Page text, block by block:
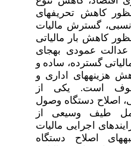
کاهش تحریف­های
گسترش مالیات
کاهش بار مالیاتی
عمودی به­جای
گسترده، ساده و
اداری و
است. یکی از
اصلاح دستگاه وصول
طیف وسیعی از
اجرایی مالیات
اصلاح دستگاه